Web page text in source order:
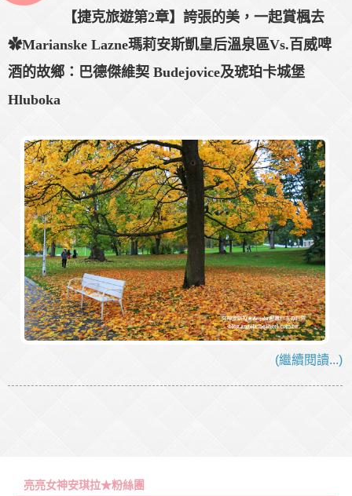
【捷克旅遊第2章】誇張的美，一起賞楓去
✿Marianske Lazne瑪莉安斯凱皇后溫泉區Vs.百威啤
酒的故鄉：巴德傑維契 Budejovice及琥珀卡城堡
Hluboka
(繼續閱讀...)
亮亮女神安琪拉★粉絲團